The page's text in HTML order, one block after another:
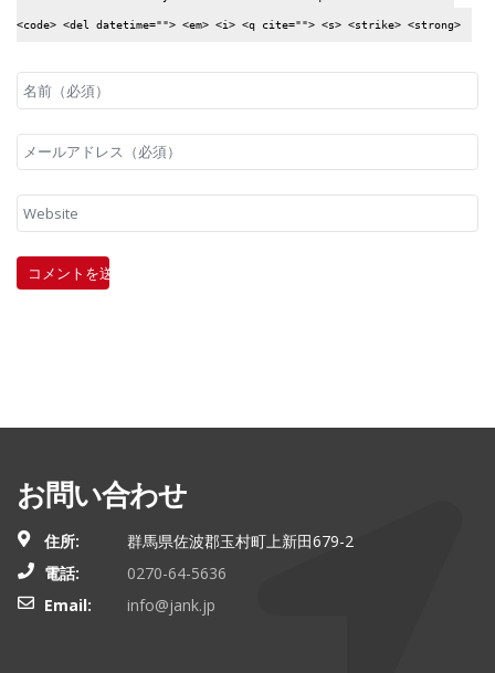
<code> <del datetime=""> <em> <i> <q cite=""> <s> <strike> <strong>
お問い合わせ
住所:
群馬県佐波郡玉村町上新田679-2
電話:
0270-64-5636
Email:
info@jank.jp